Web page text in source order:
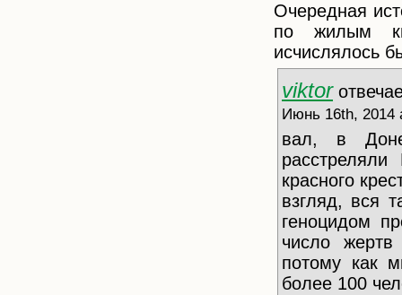
Очередная
по жилым
исчислялось
viktor
Июнь 16th, 2014
вал, в
красного
взгляд, вся
геноцидом
число
потому как
более 100